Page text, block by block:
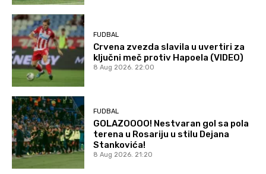
FUDBAL
Crvena zvezda slavila u uvertiri za
ključni meč protiv Hapoela (VIDEO)
8 Aug 2026. 22:00
FUDBAL
GOLAZOOOO! Nestvaran gol sa pola
terena u Rosariju u stilu Dejana
Stankovića!
8 Aug 2026. 21:20